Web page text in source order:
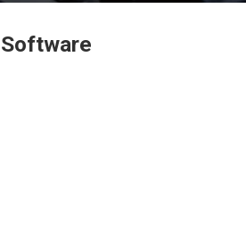
Software